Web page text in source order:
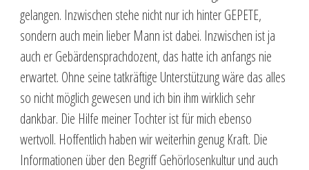
gelangen. Inzwischen stehe nicht nur ich hinter GEPETE,
sondern auch mein lieber Mann ist dabei. Inzwischen ist ja
auch er Gebärdensprachdozent, das hatte ich anfangs nie
erwartet. Ohne seine tatkräftige Unterstützung wäre das alles
so nicht möglich gewesen und ich bin ihm wirklich sehr
dankbar. Die Hilfe meiner Tochter ist für mich ebenso
wertvoll. Hoffentlich haben wir weiterhin genug Kraft. Die
Informationen über den Begriff Gehörlosenkultur und auch